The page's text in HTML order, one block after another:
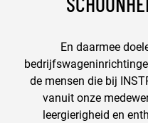
En daarmee
de mensen die bij
vanuit onze
leergierigheid en